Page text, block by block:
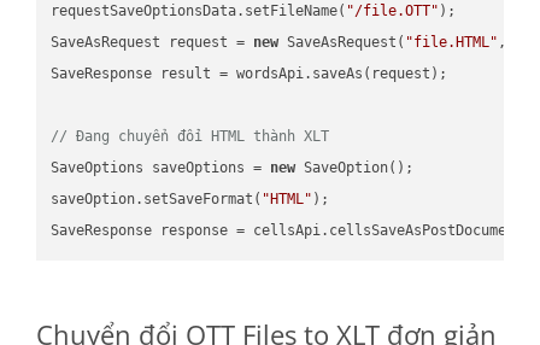
requestSaveOptionsData.setFileName( "/file.OTT" );
SaveAsRequest request = new SaveAsRequest( "file.HTML"
SaveResponse result = wordsApi.saveAs(request);
// Đang chuyển đổi HTML thành XLT
SaveOptions saveOptions = new SaveOption();
saveOption.setSaveFormat( "HTML" );
SaveResponse response =
Chuyển đổi OTT Files to XLT đơn giản